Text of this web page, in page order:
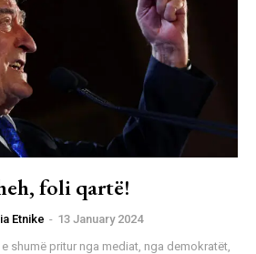
foli qartë!
Etnike - 13 January 2024